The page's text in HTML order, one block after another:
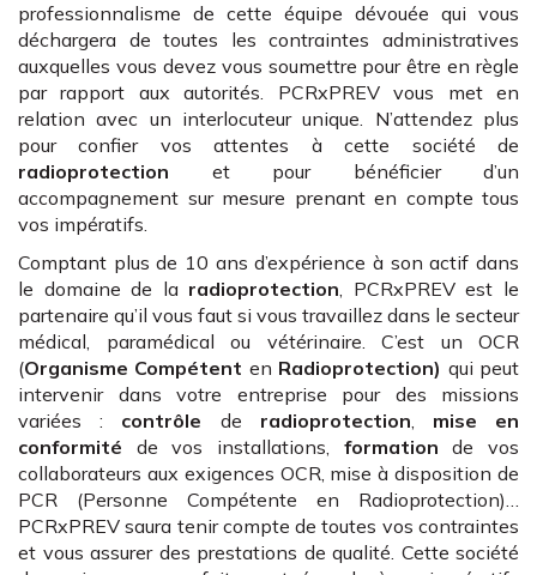
professionnalisme de cette équipe dévouée qui vous
déchargera de toutes les contraintes administratives
auxquelles vous devez vous soumettre pour être en règle
par rapport aux autorités. PCRxPREV vous met en
relation avec un interlocuteur unique. N’attendez plus
pour confier vos attentes à cette société de
radioprotection et pour bénéficier d’un
accompagnement sur mesure prenant en compte tous
vos impératifs.
Comptant plus de 10 ans d’expérience à son actif dans
le domaine de la radioprotection, PCRxPREV est le
partenaire qu’il vous faut si vous travaillez dans le secteur
médical, paramédical ou vétérinaire. C’est un OCR
(Organisme Compétent en Radioprotection) qui peut
intervenir dans votre entreprise pour des missions
variées : contrôle de radioprotection, mise en
conformité de vos installations, formation de vos
collaborateurs aux exigences OCR, mise à disposition de
PCR (Personne Compétente en Radioprotection)…
PCRxPREV saura tenir compte de toutes vos contraintes
et vous assurer des prestations de qualité. Cette société